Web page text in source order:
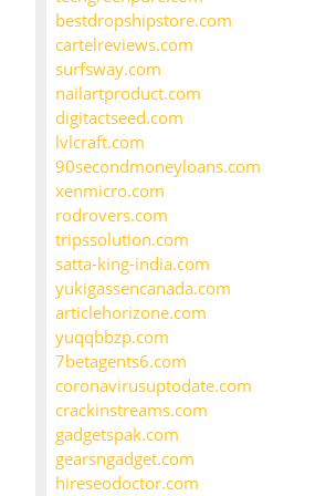
bestdropshipstore.com
cartelreviews.com
surfsway.com
nailartproduct.com
digitactseed.com
lvlcraft.com
90secondmoneyloans.com
xenmicro.com
rodrovers.com
tripssolution.com
satta-king-india.com
yukigassencanada.com
articlehorizone.com
yuqqbbzp.com
7betagents6.com
coronavirusuptodate.com
crackinstreams.com
gadgetspak.com
gearsngadget.com
hireseodoctor.com